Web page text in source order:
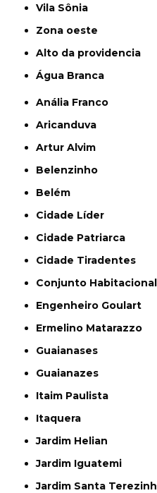
Vila Sônia
Zona oeste
alto da providencia
Água Branca
Anália Franco
Aricanduva
Artur Alvim
Belenzinho
Belém
Cidade Líder
Cidade Patriarca
Cidade Tiradentes
Conjunto
Engenheiro Goulart
Ermelino Matarazzo
Guaianases
Guaianazes
Itaim Paulista
Itaquera
Jardim Helian
Jardim Iguatemi
Jardim Santa